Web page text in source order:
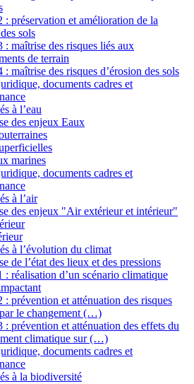
: préservation et amélioration de la
sols
: maîtrise des risques liés aux
de terrain
: maîtrise des risques d’érosion des sols
documents cadres et
à l’eau
des enjeux Eaux
marines
documents cadres et
à l’air
des enjeux "Air extérieur et intérieur"
à l’évolution du climat
de l’état des lieux et des pressions
: réalisation d’un scénario climatique
: prévention et atténuation des risques
le changement (…)
: prévention et atténuation des effets du
climatique sur (…)
documents cadres et
à la biodiversité